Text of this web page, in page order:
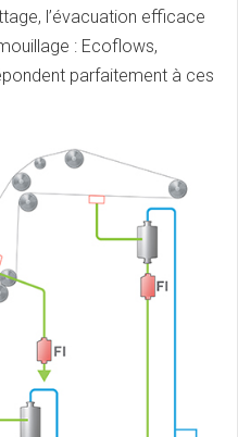
l’évacuation efficace
: Ecoflows,
parfaitement à ces